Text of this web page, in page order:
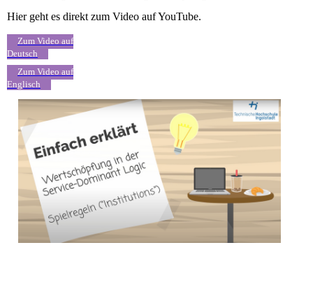
Hier geht es direkt zum Video auf YouTube.
Zum Video auf
Deutsch
Zum Video auf
Englisch